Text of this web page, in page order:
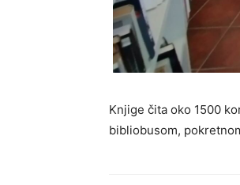
Knjige čita oko 1500
bibliobusom,